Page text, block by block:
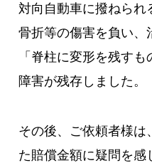
対向自動車に撥ねられ
骨折等の傷害を負い、
「脊柱に変形を残す
障害が残存しました。
その後、ご依頼者様
た賠償金額に疑問を感